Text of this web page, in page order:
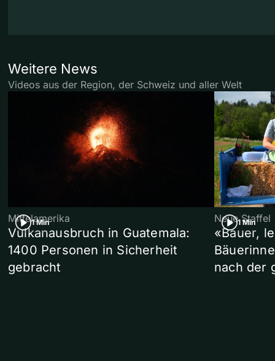
Weitere News
Videos aus der Region, der Schweiz und aller Welt
1 Min
Mittelamerika
Vulkanausbruch in Guatemala:
1400 Personen in Sicherheit
gebracht
1 Min
Neue Staffel
«Bauer,
nach der